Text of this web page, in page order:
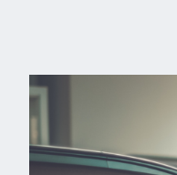
Left